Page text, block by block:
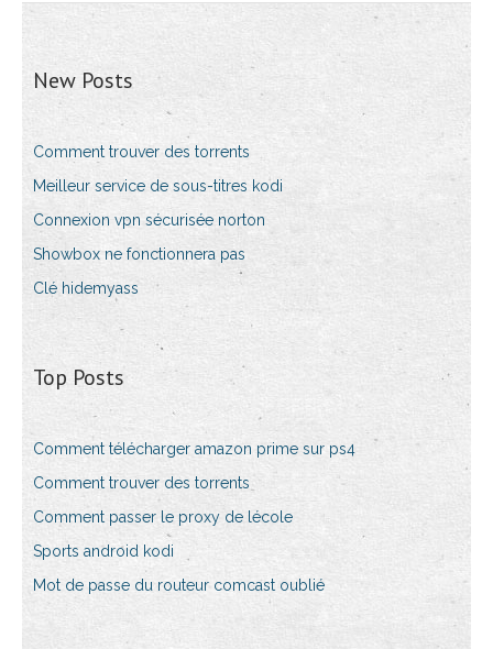
New Posts
Comment trouver des torrents
Meilleur service de sous-titres kodi
Connexion vpn sécurisée norton
Showbox ne fonctionnera pas
Clé hidemyass
Top Posts
Comment télécharger amazon prime sur ps4
Comment trouver des torrents
Comment passer le proxy de lécole
Sports android kodi
Mot de passe du routeur comcast oublié